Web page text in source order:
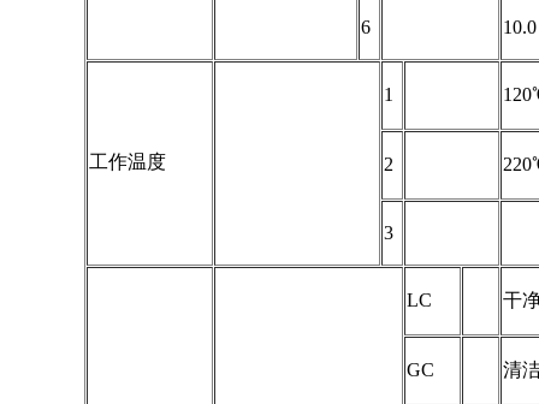
6
工作温度
1
2
3
LC 干
GC 清